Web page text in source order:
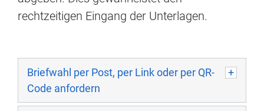
rechtzeitigen Eingang der Unterlagen.
Briefwahl per Post, per Link oder per QR-
Code anfordern